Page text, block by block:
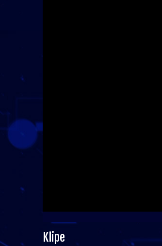
Klipe